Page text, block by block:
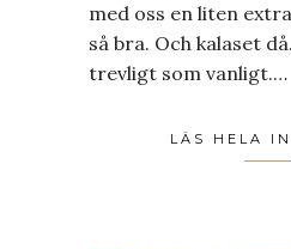
med oss en liten
så bra. Och kalaset
trevligt som vanligt.…
LÄS HELA